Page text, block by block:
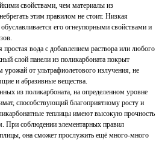
свойствами, чем материалы из
этим правилом не стоит. Низкая
его огнеупорными свойствами и
вода с добавлением раствора или любого
слой панели из поликарбоната покрыт
от ультрафиолетового излучения, не
и абразивные вещества.
из поликарбоната, на определенном уровне
способствующий благоприятному росту и
теплицы имеют высокую прочность
При соблюдении элементарных правил
она сможет прослужить ещё много-много